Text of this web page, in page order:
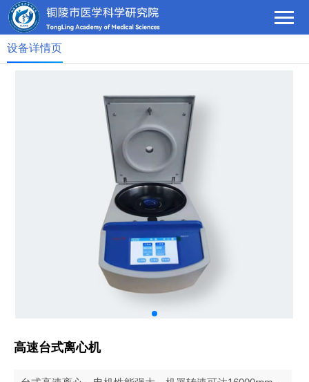
设备详情页
高速台式离心机